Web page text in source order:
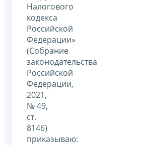
Налогового
кодекса
Российской
Федерации»
(Собрание
законодательства
Российской
Федерации,
2021,
№ 49,
ст.
8146)
приказываю: